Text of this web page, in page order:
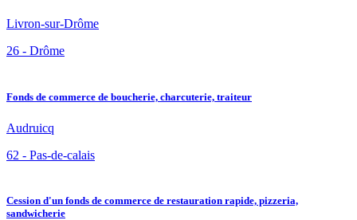
Livron-sur-Drôme
26 - Drôme
Fonds de commerce de boucherie, charcuterie, traiteur
Audruicq
62 - Pas-de-calais
Cession d'un fonds de commerce de restauration rapide, pizzeria,
sandwicherie